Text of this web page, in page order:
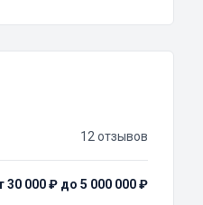
12 отзывов
30 000 ₽ до 5 000 000 ₽